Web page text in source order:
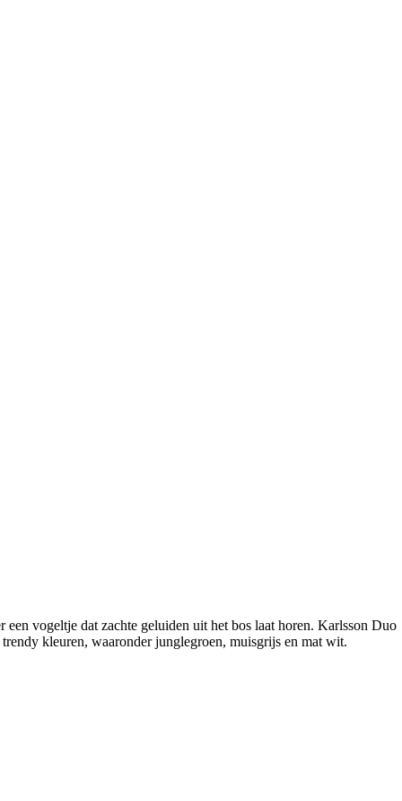
vogeltje dat zachte geluiden uit het bos laat horen. Karlsson Duo
kleuren, waaronder junglegroen, muisgrijs en mat wit.